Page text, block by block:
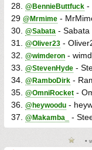
28. @BennieButtfuck -
29 @Mrmime -
30. @Sabata - Sabata
31. @Oliver23 -
32. @wimderon -
33. @StevenHyde -
34. @RamboDirk -
35. @OmniRocket -
36. @heywoodu -
37. @Makamba_ -
•